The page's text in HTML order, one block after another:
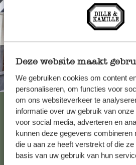
Deze website maakt
We gebruiken cookies om content
personaliseren, om functies voor
om ons websiteverkeer te
informatie over uw gebruik van
voor social media, adverteren en
kunnen deze gegevens combineren
die u aan ze heeft verstrekt of die
basis van uw gebruik van hun
Toujours à
Voir les 62 magasins
Service